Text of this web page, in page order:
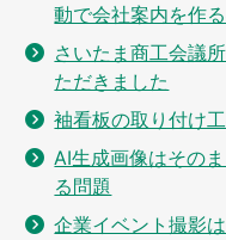
動で会社案内を作
さいたま商工会議
ただきました
袖看板の取り付け
AI生成画像はその
る問題
企業イベント撮影